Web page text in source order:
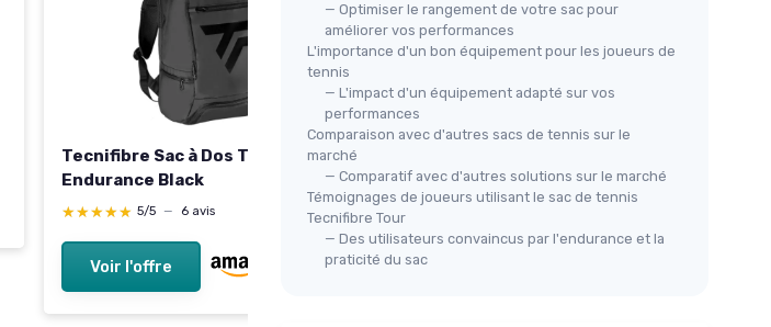
Tecnifibre Sac à Dos Tour
Endurance Black
★★★★★
★★★★★ 5/5 — 6 avis
Voir l'offre
Tecnifibre Sacs de Tennis Tour
RS Endurance 15R
— Optimiser le rangement de votre sac pour
améliorer vos performances
L'importance d'un bon équipement pour les joueurs de
tennis
— L'impact d'un équipement adapté sur vos
performances
Comparaison avec d'autres sacs de tennis sur le
marché
— Comparatif avec d'autres solutions sur le marché
Témoignages de joueurs utilisant le sac de tennis
Tecnifibre Tour
— Des utilisateurs convaincus par l'endurance et la
praticité du sac